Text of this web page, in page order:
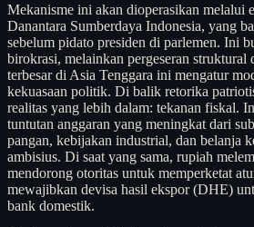
Mekanisme ini akan dioperasikan melalui
Danantara Sumberdaya Indonesia, yang
sebelum pidato presiden di parlemen. Ini
birokrasi, melainkan pergeseran struktural
terbesar di Asia Tenggara ini mengatur
kekuasaan politik. Di balik retorika
realitas yang lebih dalam: tekanan fiskal.
tuntutan anggaran yang meningkat dari
pangan, kebijakan industrial, dan belanja
ambisius. Di saat yang sama, rupiah
mendorong otoritas untuk memperketat
mewajibkan devisa hasil ekspor (DHE)
bank domestik.